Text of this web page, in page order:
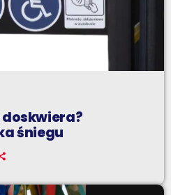
doskwiera?
śniegu